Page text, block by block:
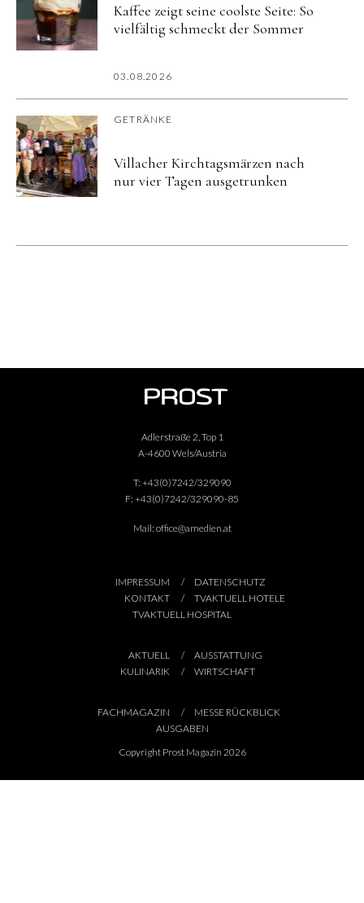
Kaffee zeigt seine coolste Seite: So
vielfältig schmeckt der Sommer
03.08.2026
GETRÄNKE
Villacher Kirchtagsmärzen nach
nur vier Tagen ausgetrunken
Adlerstraße 2, Top 1
A-4600 Wels/Austria
T: +43(0)7242/329090
F: +43(0)7242/329090-85
Mail: office@amedien.at
IMPRESSUM
DATENSCHUTZ
KONTAKT
TVAKTUELL HOTELE
TVAKTUELL HOSPITAL
AKTUELL
AUSSTATTUNG
KULINARIK
WIRTSCHAFT
FACHMAGAZIN
MESSE RÜCKBLICK
AUSGABEN
Copyright Prost Magazin 2026